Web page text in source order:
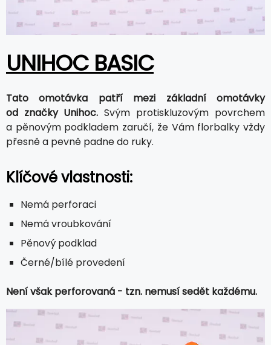
UNIHOC BASIC
Tato omotávka patří mezi základní omotávky
od značky Unihoc. Svým protiskluzovým povrchem
a pěnovým podkladem zaručí, že Vám florbalky vždy
přesně a pevně padne do ruky.
Klíčové vlastnosti:
Nemá perforaci
Nemá vroubkování
Pěnový podklad
Černé/bílé provedení
Není však perforovaná - tzn. nemusí sedět každému.